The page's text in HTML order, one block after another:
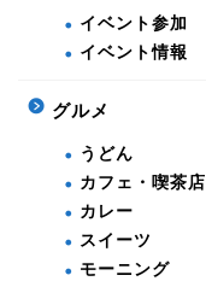
イベント参加
イベント情報
グルメ
うどん
カフェ・喫茶店
カレー
スイーツ
モーニング